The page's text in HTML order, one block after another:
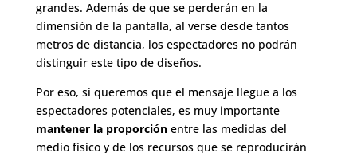
grandes. Además de que se perderán en la
dimensión de la pantalla, al verse desde tantos
metros de distancia, los espectadores no podrán
distinguir este tipo de diseños.
Por eso, si queremos que el mensaje llegue a los
espectadores potenciales, es muy importante
mantener la proporciónentre las medidas del
medio físico y de los recursos que se reproducirán